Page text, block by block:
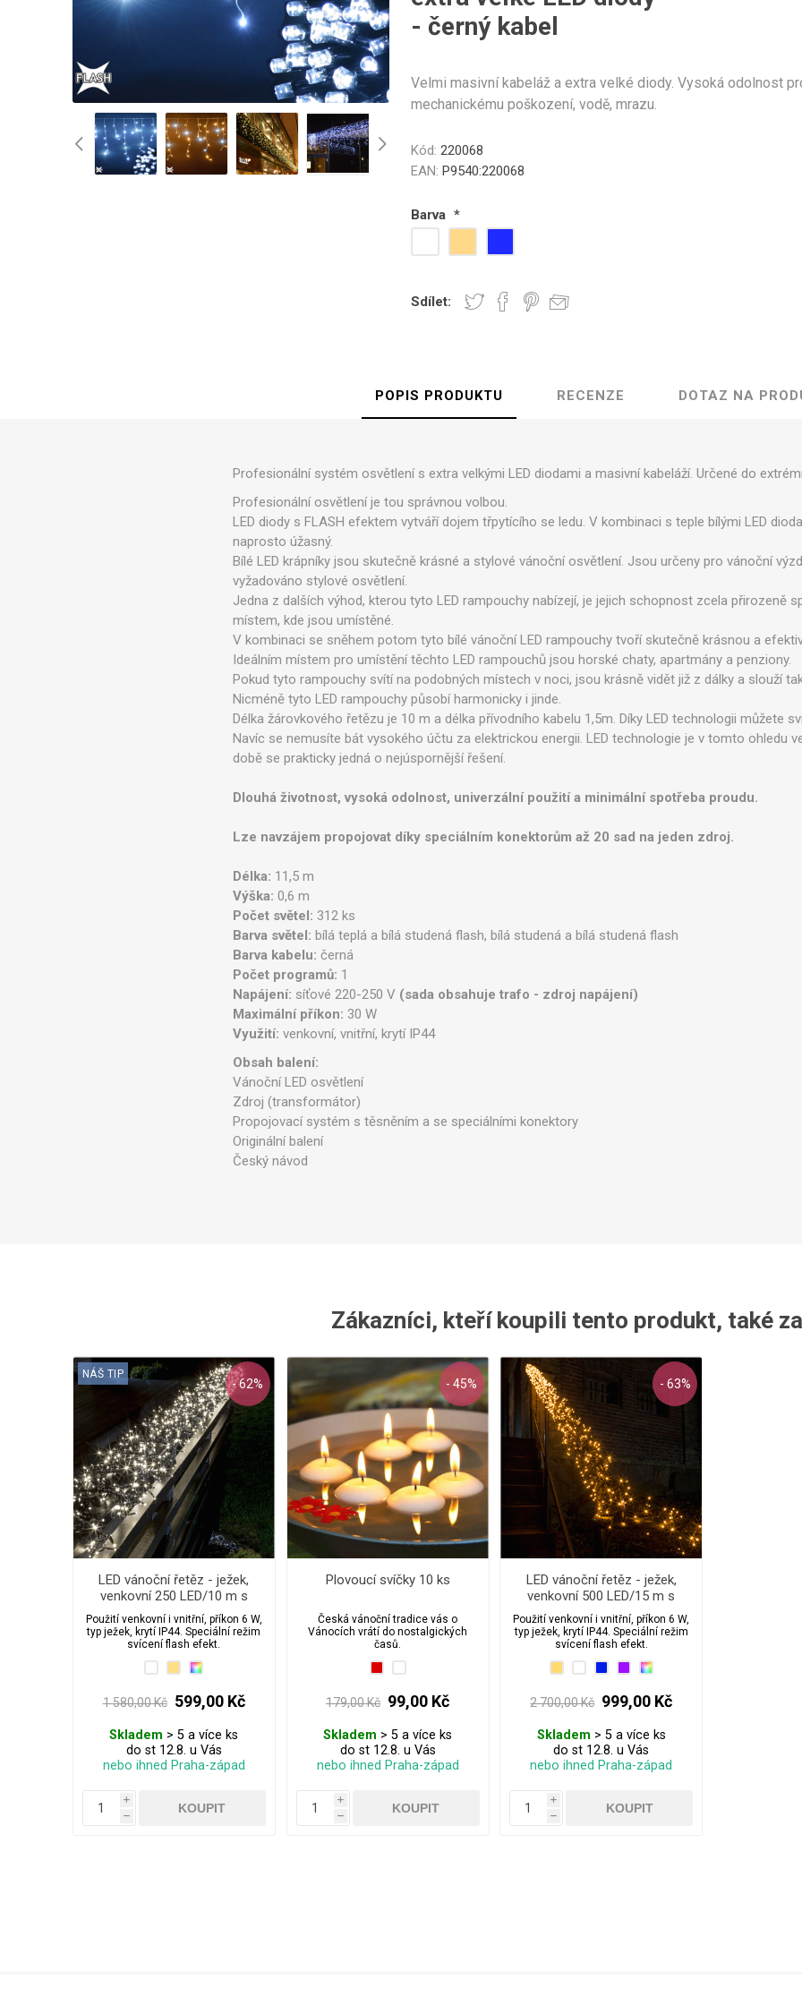
zahradu
Ponožky z Lamy Alpaky
- černý kabel
Velmi masivní kabeláž a extra velké diody. Vysoká odolnost
mechanickému poškození, vodě, mrazu.
Kód: 220068
EAN: P9540:220068
Barva *
Sdílet:
POPIS PRODUKTU RECENZE DOTAZ NA
Profesionální systém osvětlení s extra velkými LED diodami a masivní kabeláží. Určené do
Profesionální osvětlení je tou správnou volbou.
LED diody s FLASH efektem vytváří dojem třpytícího se ledu. V kombinaci s teple bílými LED
naprosto úžasný.
Bílé LED krápníky jsou skutečně krásné a stylové vánoční osvětlení. Jsou určeny pro vánoční
vyžadováno stylové osvětlení.
Jedna z dalších výhod, kterou tyto LED rampouchy nabízejí, je jejich schopnost zcela přirozeně
místem, kde jsou umístěné.
V kombinaci se sněhem potom tyto bílé vánoční LED rampouchy tvoří skutečně krásnou a
Ideálním místem pro umístění těchto LED rampouchů jsou horské chaty, apartmány a penziony.
Pokud tyto rampouchy svítí na podobných místech v noci, jsou krásně vidět již z dálky a slouží
Nicméně tyto LED rampouchy působí harmonicky i jinde.
Délka žárovkového řetězu je 10 m a délka přívodního kabelu 1,5m. Díky LED technologii můžete
Navíc se nemusíte bát vysokého účtu za elektrickou energii. LED technologie je v tomto ohledu
době se prakticky jedná o nejúspornější řešení.
Dlouhá životnost, vysoká odolnost, univerzální použití a minimální spotřeba proudu.
Lze navzájem propojovat díky speciálním konektorům až 20 sad na jeden zdroj.
Délka: 11,5 m
Výška: 0,6 m
Počet světel: 312 ks
Barva světel: bílá teplá a bílá studená flash, bílá studená a bílá studená flash
Barva kabelu: černá
Počet programů: 1
Napájení: síťové 220-250 V (sada obsahuje trafo - zdroj napájení)
Maximální příkon: 30 W
Využití: venkovní, vnitřní, krytí IP44
Obsah balení:
Vánoční LED osvětlení
Zdroj (transformátor)
Propojovací systém s těsněním a se speciálními konektory
Originální balení
Český návod
Zákazníci, kteří koupili tento produkt, také
- 62%
NÁŠ TIP
LED vánoční řetěz - ježek,
venkovní 250 LED/10 m s
flash
Použití venkovní i vnitřní, příkon 6 W,
typ ježek, krytí IP44. Speciální režim
svícení flash efekt.
1 580,00 Kč 599,00 Kč
Skladem > 5 a více ks
do st 12.8. u Vás
nebo ihned Praha-západ
i
h
- 45%
Plovoucí svíčky 10 ks
Česká vánoční tradice vás o
Vánocích vrátí do nostalgických
časů.
179,00 Kč 99,00 Kč
Skladem > 5 a více ks
do st 12.8. u Vás
nebo ihned Praha-západ
i
h
- 63%
LED vánoční řetěz - ježek,
venkovní 500 LED/15 m s
flash
Použití venkovní i vnitřní, příkon 6 W,
typ ježek, krytí IP44. Speciální režim
svícení flash efekt.
2 700,00 Kč 999,00 Kč
Skladem > 5 a více ks
do st 12.8. u Vás
nebo ihned Praha-západ
i
h